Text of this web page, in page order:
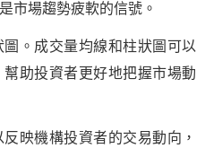
市場趨勢疲軟的信號。
。成交量均線和柱狀圖可以
助投資者更好地把握市場動
映機構投資者的交易動向，